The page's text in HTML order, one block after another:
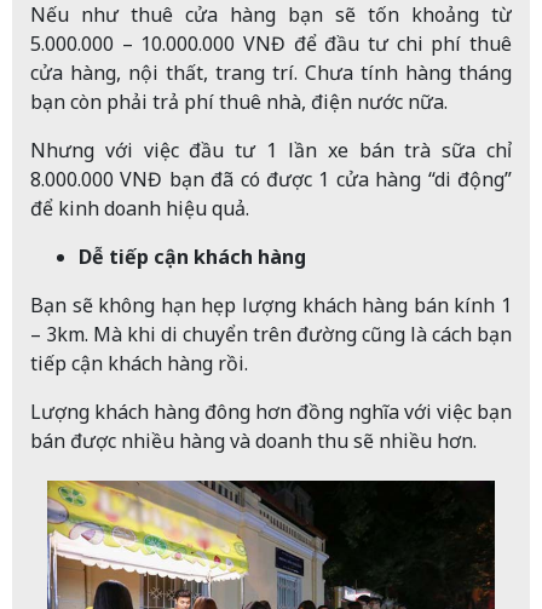
Nếu như thuê cửa hàng bạn sẽ tốn khoảng từ
5.000.000 – 10.000.000 VNĐ để đầu tư chi phí thuê
cửa hàng, nội thất, trang trí. Chưa tính hàng tháng
bạn còn phải trả phí thuê nhà, điện nước nữa.
Nhưng với việc đầu tư 1 lần xe bán trà sữa chỉ
8.000.000 VNĐ bạn đã có được 1 cửa hàng “di động”
để kinh doanh hiệu quả.
Dễ tiếp cận khách hàng
Bạn sẽ không hạn hẹp lượng khách hàng bán kính 1
– 3km. Mà khi di chuyển trên đường cũng là cách bạn
tiếp cận khách hàng rồi.
Lượng khách hàng đông hơn đồng nghĩa với việc bạn
bán được nhiều hàng và doanh thu sẽ nhiều hơn.